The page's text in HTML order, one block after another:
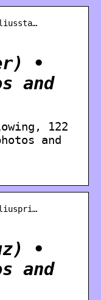
•
and
122
and
•
and